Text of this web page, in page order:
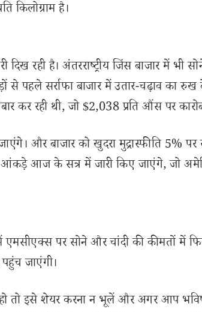
किलोग्राम है।
रही है। अंतरराष्ट्रीय जिंस बाजार में भी
से पहले सर्राफा बाजार में उतार-चढ़ाव का
कर रही थी, जो $2,038 प्रति औंस पर
और बाजार को खुदरा मुद्रास्फीति 5% पर
आंकड़े आज के सत्र में जारी किए जाएंगे, जो
एमसीएक्स पर सोने और चांदी की कीमतों में
पहुंच जाएंगी।
तो इसे शेयर करना न भूलें और अगर आप